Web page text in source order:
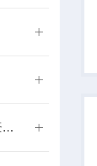
代理德国Honsberg豪斯派克